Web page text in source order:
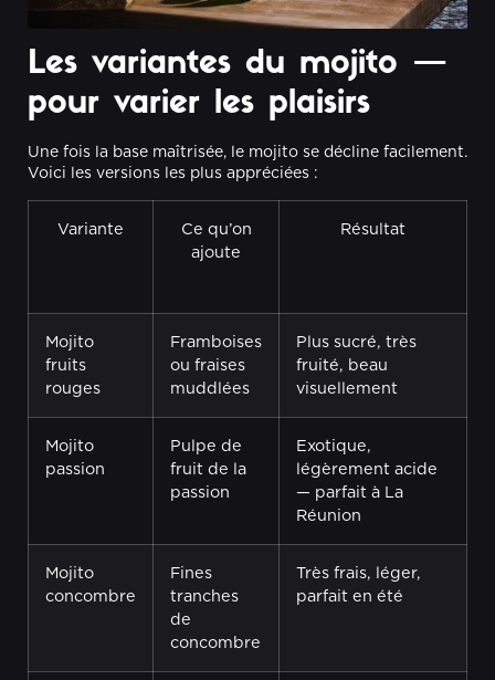
Les variantes du mojito —
pour varier les plaisirs
Une fois la base maîtrisée, le mojito se décline facilement.
Voici les versions les plus appréciées :
Variante
Ce qu’on
ajoute
Résultat
Mojito
fruits
rouges
Framboises
ou fraises
muddlées
Plus sucré, très
fruité, beau
visuellement
Mojito
passion
Pulpe de
fruit de la
passion
Exotique,
légèrement acide
— parfait à La
Réunion
Mojito
concombre
Fines
tranches
de
concombre
Très frais, léger,
parfait en été